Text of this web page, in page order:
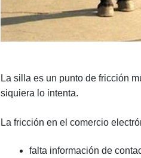
La silla es un punto de fricción
siquiera lo intenta.
La fricción en el comercio
falta información de